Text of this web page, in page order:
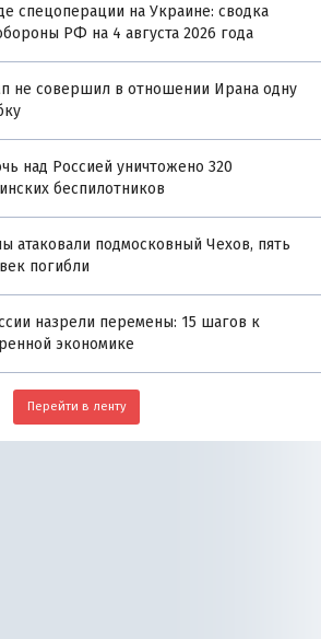
спецоперации на Украине: сводка
РФ на 4 августа 2026 года
не совершил в отношении Ирана одну
над Россией уничтожено 320
беспилотников
атаковали подмосковный Чехов, пять
погибли
назрели перемены: 15 шагов к
экономике
Перейти в ленту